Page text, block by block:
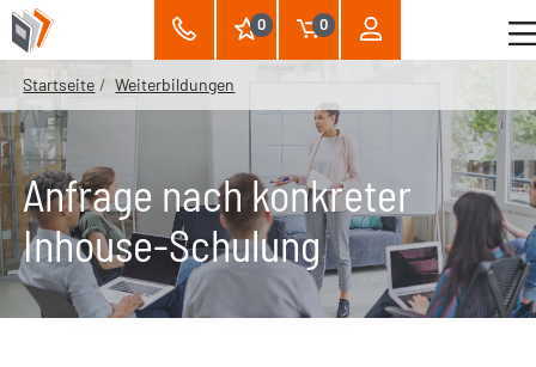
0 0
Startseite Weiterbildungen
Anfrage nach konkreter
Inhouse-Schulung